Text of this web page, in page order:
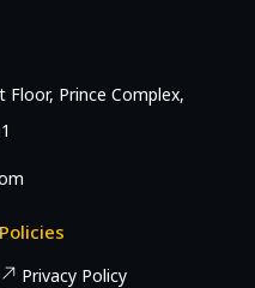
Floor, Prince Complex,
Policies
Privacy Policy